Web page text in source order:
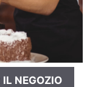
IL NEGOZIO